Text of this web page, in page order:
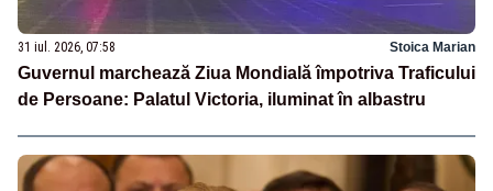
31 iul. 2026, 07:58 Stoica Marian
Guvernul marchează Ziua Mondială împotriva Traficului
de Persoane: Palatul Victoria, iluminat în albastru